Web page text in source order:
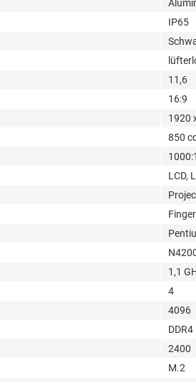
IP65
11,6
16:9
1920
850
1000:1
LCD,
1,1
4
4096
DDR4
2400
M.2